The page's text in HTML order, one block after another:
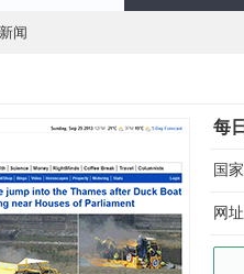
新闻
每
国
网址